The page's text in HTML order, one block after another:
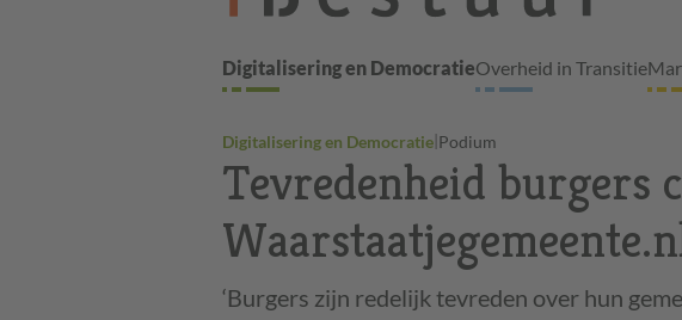
Digitalisering en DemocratieOverheid in Transitie
Digitalisering en Democratie|Podium
Tevredenheid burgers
‘Burgers zijn redelijk tevreden over hun